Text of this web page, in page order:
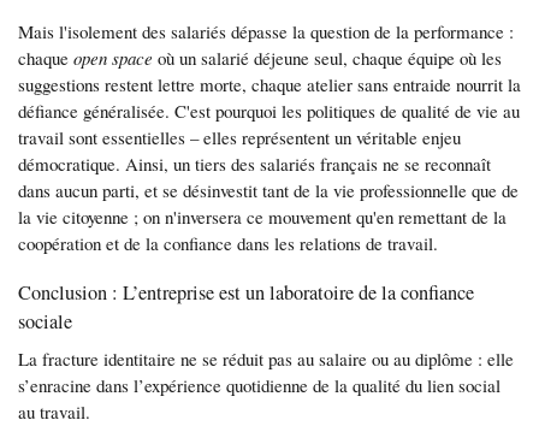
Mais l'isolement des salariés dépasse la question de la performance :
chaque open space où un salarié déjeune seul, chaque équipe où les
suggestions restent lettre morte, chaque atelier sans entraide nourrit la
défiance généralisée. C'est pourquoi les politiques de qualité de vie au
travail sont essentielles – elles représentent un véritable enjeu
démocratique. Ainsi, un tiers des salariés français ne se reconnaît
dans aucun parti, et se désinvestit tant de la vie professionnelle que de
la vie citoyenne ; on n'inversera ce mouvement qu'en remettant de la
coopération et de la confiance dans les relations de travail.
Conclusion : L’entreprise est un laboratoire de la confiance
sociale
La fracture identitaire ne se réduit pas au salaire ou au diplôme : elle
s’enracine dans l’expérience quotidienne de la qualité du lien social
au travail.